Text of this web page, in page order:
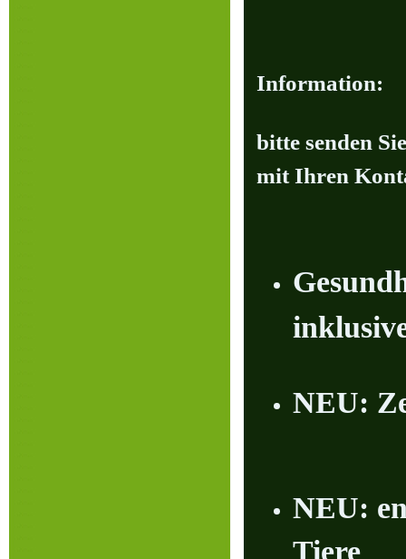
Information:
bitte senden
mit Ihren
NEU:
NEU:
Tiere